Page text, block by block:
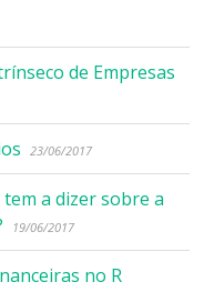
de Empresas
23/06/2017
a dizer sobre a
19/06/2017
no R